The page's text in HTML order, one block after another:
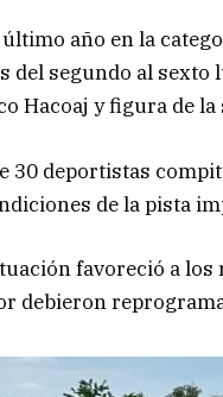
año en la
del segundo al sexto
Hacoaj y figura de
30 deportistas
de la pista
favoreció a
debieron